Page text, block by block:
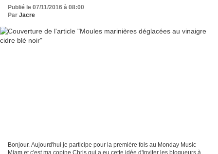
Publié le 07/11/2016 à 08:00
Par Jacre
Bonjour. Aujourd'hui je participe pour la première fois au Monday Music
Miam et c'est ma copine Chris qui a eu cette idée d'inviter les blogueurs à